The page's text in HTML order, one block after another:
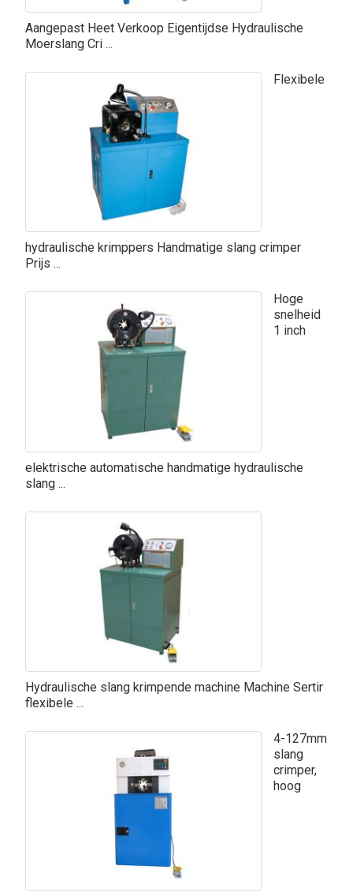
Aangepast Heet Verkoop Eigentijdse Hydraulische
Moerslang Cri ...
Flexibele
hydraulische krimppers Handmatige slang crimper
Prijs ...
Hoge
snelheid
1 inch
elektrische automatische handmatige hydraulische
slang ...
Hydraulische slang krimpende machine Machine Sertir
flexibele ...
4-127mm
slang
crimper,
hoog